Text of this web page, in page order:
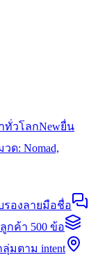
ทั่วโลกNewยื่น
วด: Nomad,
องลายมือชื่อ
กค้า 500 ข้อ
ลุ่มตาม intent